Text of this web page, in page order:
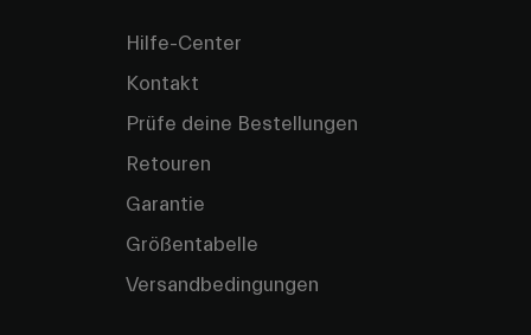
Hilfe-Center
Kontakt
Prüfe deine Bestellungen
Retouren
Garantie
Größentabelle
Versandbedingungen